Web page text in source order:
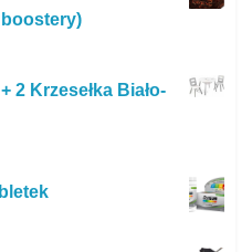
2 Krzesełka Biało-